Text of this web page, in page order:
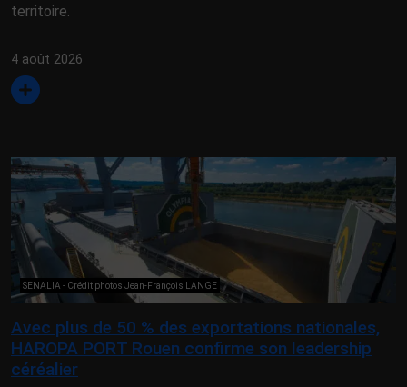
territoire.
4 août 2026
SENALIA - Crédit photos Jean-François LANGE
Avec plus de 50 % des exportations nationales,
HAROPA PORT Rouen confirme son leadership
céréalier